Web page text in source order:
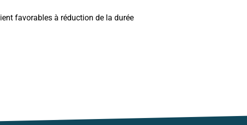
favorables à réduction de la durée